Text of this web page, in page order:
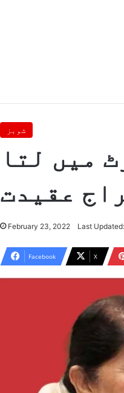
شوبز
میں لتا
عقیدت
February 23, 2022 Last
Facebook X